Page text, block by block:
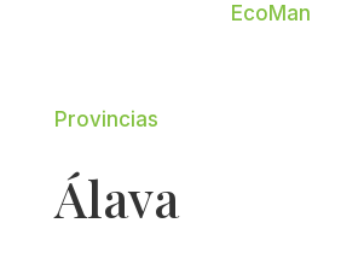
EcoMan
Provincias
Álava